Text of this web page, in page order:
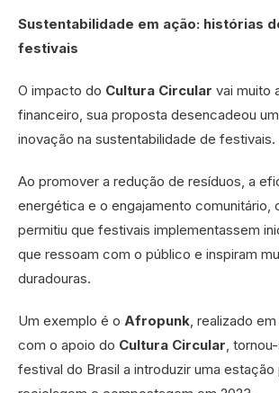
Sustentabilidade em ação: histórias
festivais
O impacto do Cultura Circular vai muito
financeiro, sua proposta desencadeou
inovação na sustentabilidade de festivais.
Ao promover a redução de resíduos, a
energética e o engajamento comunitário,
permitiu que festivais implementassem
que ressoam com o público e inspiram
duradouras.
Um exemplo é o Afropunk , realizado
com o apoio do Cultura Circular ,
festival do Brasil a introduzir uma estação